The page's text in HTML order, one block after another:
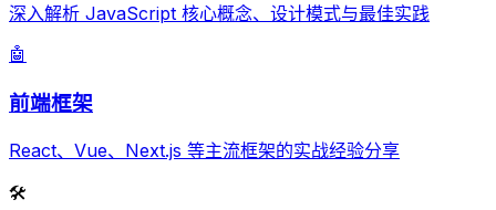
深入解析 JavaScript 核心概念、设计模式与最佳实践
🤖
前端框架
React、Vue、Next.js 等主流框架的实战经验分享
🛠️